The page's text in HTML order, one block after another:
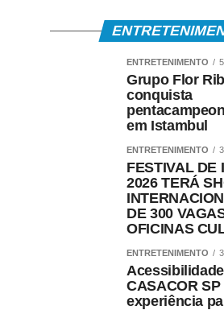
ENTRETENIMENTO
Grupo Flor
conquista
em Istambul
ENTRETENIMENTO
FESTIVAL DE
2026 TERÁ
DE 300
OFICINAS
ENTRETENIMENTO
CASACOR
experiência